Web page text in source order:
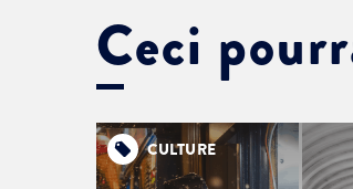
Ceci
CULTURE